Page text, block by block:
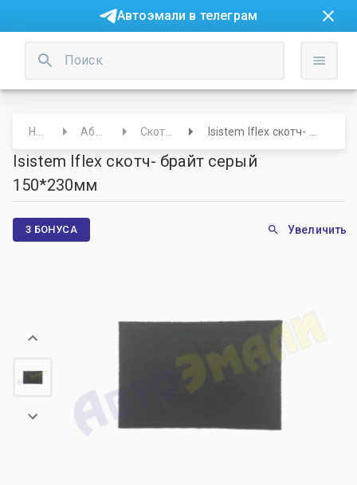
Автоэмали в телеграм
Isistem Iflex скотч- брайт серый
150*230мм
3 БОНУСА Увеличить